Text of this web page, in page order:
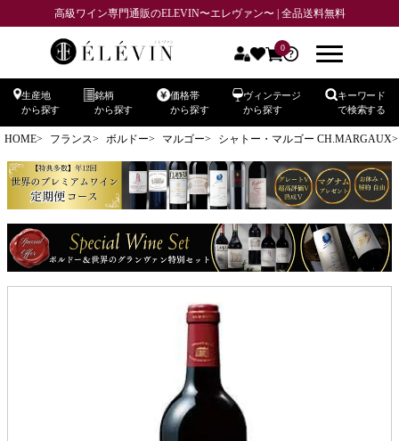
高級ワイン専門通販のELEVIN〜エレヴァン〜 | 全品送料無料
0
生産地
から探す
銘柄
から探す
価格帯
から探す
ヴィンテージ
から探す
キーワード
で検索する
HOME フランス ボルドー マルゴー シャトー・マルゴー CH.MARGAUX